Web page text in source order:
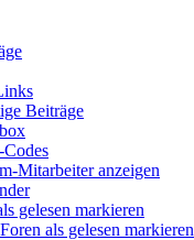
Beiträge
Mitarbeiter anzeigen
gelesen markieren
als gelesen markieren